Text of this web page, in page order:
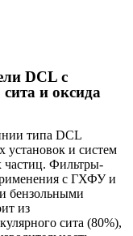
DCL с
и оксида
типа DCL
установок и систем
частиц. Фильтры-
c ГХФУ и
бензольными
из
сита (80%),